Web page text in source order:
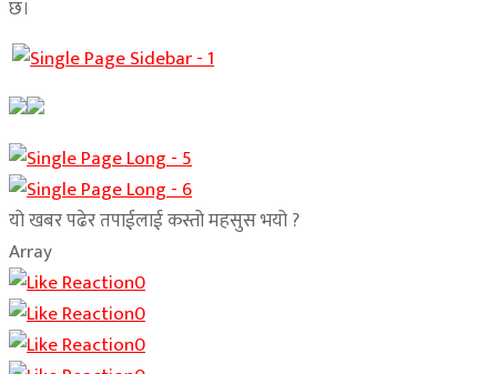
छ।
यो खबर पढेर तपाईलाई कस्तो महसुस भयो ?
Array
0
0
0